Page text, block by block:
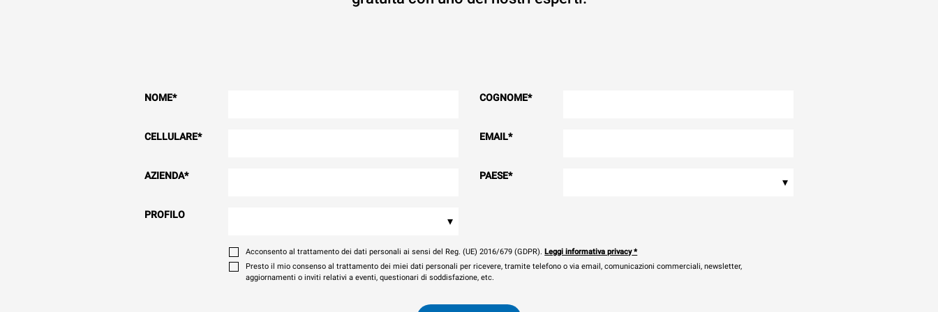
NOME* COGNOME*
CELLULARE* EMAIL*
AZIENDA* PAESE* ▾
PROFILO ▾
Acconsento al trattamento dei dati personali ai sensi del Reg. (UE) 2016/679 (GDPR). Leggi informativa privacy*
Presto il mio consenso al trattamento dei miei dati personali per ricevere, tramite telefono o via email, comunicazioni commerciali, newsletter,
aggiornamenti o inviti relativi a eventi, questionari di soddisfazione, etc.